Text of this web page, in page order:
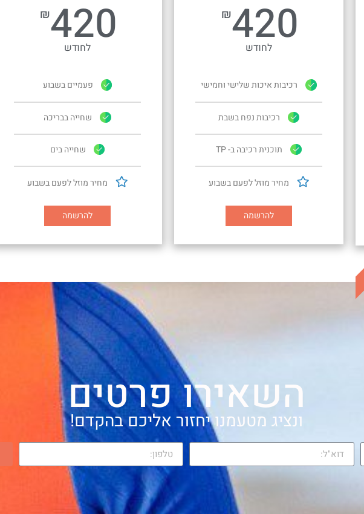
₪420
לחודש
רכיבות איכות שלישי וחמישי
רכיבות נפח בשבת
תוכנית רכיבה ב- TP
מחיר מוזל לפעם בשבוע
להרשמה
₪420
לחודש
פעמיים בשבוע
שחייה בבריכה
שחייה בים
מחיר מוזל לפעם בשבוע
להרשמה
השאירו פרטים
ונציג מטעמנו יחזור אליכם בהקדם!